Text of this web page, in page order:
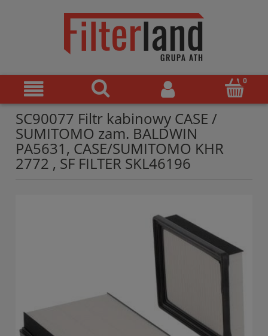
SC90077 Filtr kabinowy CASE /
SUMITOMO zam. BALDWIN
PA5631, CASE/SUMITOMO KHR
2772 , SF FILTER SKL46196